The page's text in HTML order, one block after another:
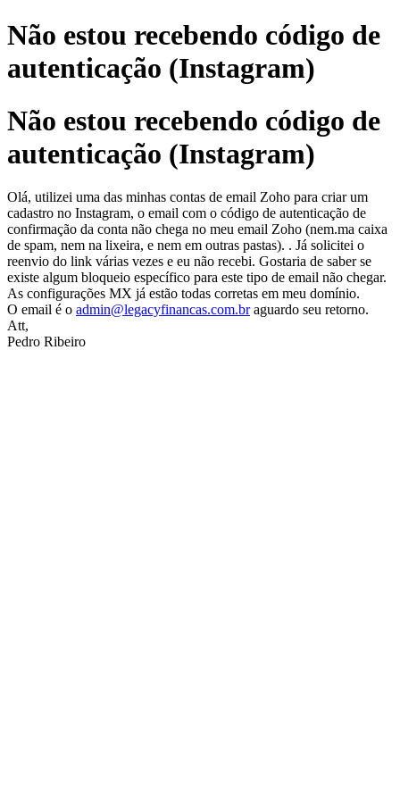
Não estou recebendo código de
autenticação (Instagram)
Não estou recebendo código de
autenticação (Instagram)
Olá, utilizei uma das minhas contas de email Zoho para criar um
cadastro no Instagram, o email com o código de autenticação de
confirmação da conta não chega no meu email Zoho (nem.ma caixa
de spam, nem na lixeira, e nem em outras pastas). . Já solicitei o
reenvio do link várias vezes e eu não recebi. Gostaria de saber se
existe algum bloqueio específico para este tipo de email não chegar.
As configurações MX já estão todas corretas em meu domínio.
O email é o admin@legacyfinancas.com.braguardo seu retorno.
Att,
Pedro Ribeiro